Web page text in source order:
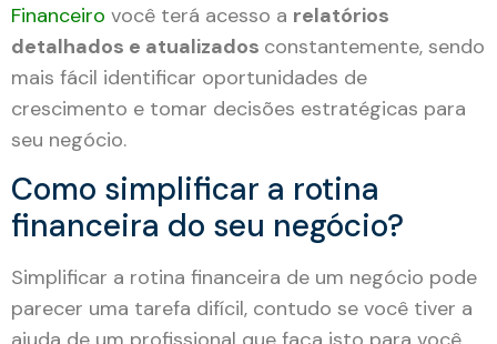
Financeiro você terá acesso a relatórios
detalhados e atualizados constantemente, sendo
mais fácil identificar oportunidades de
crescimento e tomar decisões estratégicas para
seu negócio.
Como simplificar a rotina
financeira do seu negócio?
Simplificar a rotina financeira de um negócio pode
parecer uma tarefa difícil, contudo se você tiver a